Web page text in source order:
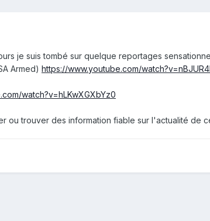
je suis tombé sur quelque reportages
Armed) https://www.youtube.com/
watch?v=hLKwXGXbYz0
ou trouver des information fiable sur l'actualité de